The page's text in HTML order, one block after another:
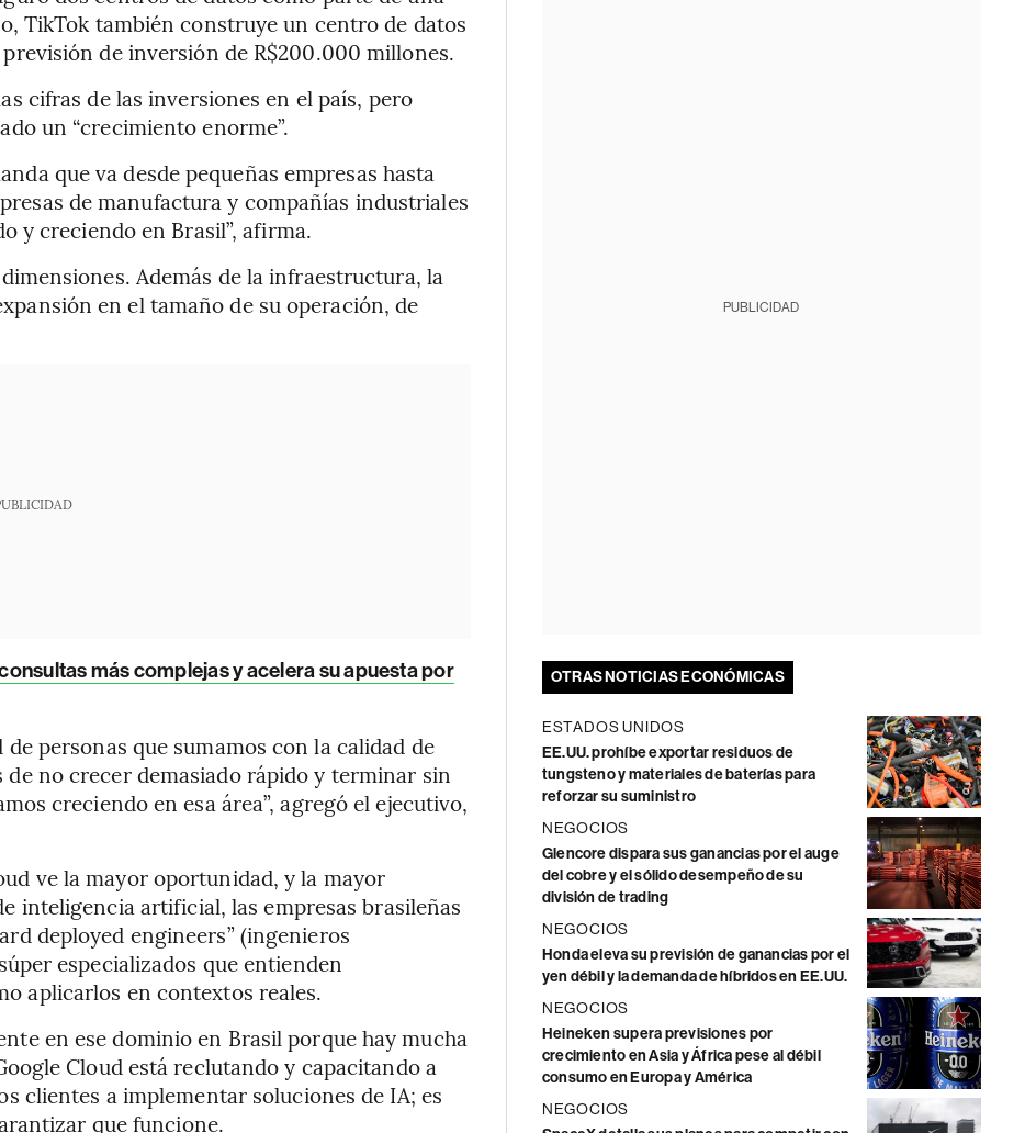
TikTok también construye un centro de datos
de inversión de R$200.000 millones.
cifras de las inversiones en el país, pero
un “crecimiento enorme”.
que va desde pequeñas empresas hasta
de manufactura y compañías industriales
y creciendo en Brasil”, afirma.
Además de la infraestructura, la
en el tamaño de su operación, de
más complejas y acelera su apuesta por
personas que sumamos con la calidad de
de no crecer demasiado rápido y terminar sin
creciendo en esa área”, agregó el ejecutivo,
ve la mayor oportunidad, y la mayor
inteligencia artificial, las empresas brasileñas
deployed engineers” (ingenieros
especializados que entienden
aplicarlos en contextos reales.
en ese dominio en Brasil porque hay mucha
Cloud está reclutando y capacitando a
clientes a implementar soluciones de IA; es
que funcione.
PUBLICIDAD
OTRAS NOTICIAS ECONÓMICAS
ESTADOS UNIDOS
EE.UU. prohíbe exportar residuos de
tungsteno y materiales de baterías para
reforzar su suministro
NEGOCIOS
Glencore dispara sus ganancias por el auge
del cobre y el sólido desempeño de su
división de trading
NEGOCIOS
Honda eleva su previsión de ganancias por el
yen débil y la demanda de híbridos en EE.UU.
NEGOCIOS
Heineken supera previsiones por
crecimiento en Asia y África pese al débil
consumo en Europa y América
NEGOCIOS